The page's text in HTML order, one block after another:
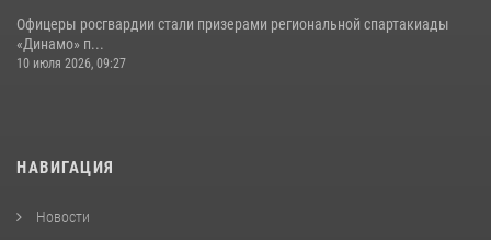
Офицеры росгвардии стали призерами региональной спартакиады
«Динамо» п...
10 июля 2026, 09:27
НАВИГАЦИЯ
Новости